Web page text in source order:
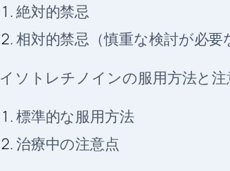
絶対的禁忌
相対的禁忌（慎重な検討が必要
イソトレチノインの服用方法と注
標準的な服用方法
治療中の注意点